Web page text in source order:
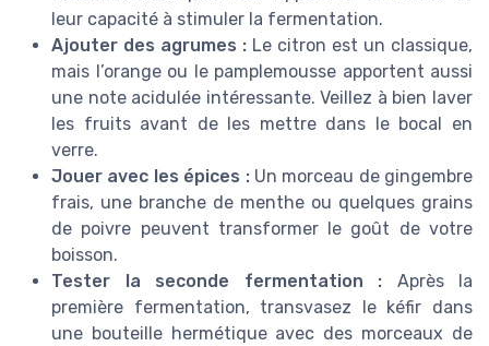
leur capacité à stimuler la fermentation.
Ajouter des agrumes : Le citron est un classique,
mais l’orange ou le pamplemousse apportent aussi
une note acidulée intéressante. Veillez à bien laver
les fruits avant de les mettre dans le bocal en
verre.
Jouer avec les épices :Un morceau de gingembre
frais, une branche de menthe ou quelques grains
de poivre peuvent transformer le goût de votre
boisson.
Tester la seconde fermentation : Après la
première fermentation, transvasez le kéfir dans
une bouteille hermétique avec des morceaux de